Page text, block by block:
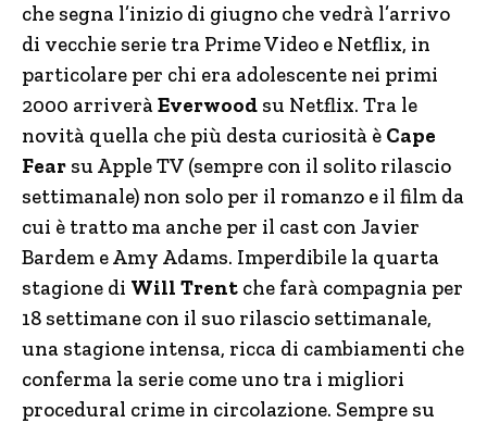
che segna l’inizio di giugno che vedrà l’arrivo
di vecchie serie tra Prime Video e Netflix, in
particolare per chi era adolescente nei primi
2000 arriveràEverwood su Netflix. Tra le
novità quella che più desta curiosità è Cape
Fear su Apple TV (sempre con il solito rilascio
settimanale) non solo per il romanzo e il film da
cui è tratto ma anche per il cast con Javier
Bardem e Amy Adams. Imperdibile la quarta
stagione di Will Trent che farà compagnia per
18 settimane con il suo rilascio settimanale,
una stagione intensa, ricca di cambiamenti che
conferma la serie come uno tra i migliori
procedural crime in circolazione. Sempre su